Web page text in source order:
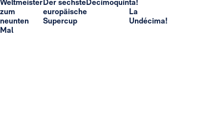
Weltmeister
zum
neunten
Mal
Der sechste
europäische
Supercup
Decimoquinta!
La
Undécima!